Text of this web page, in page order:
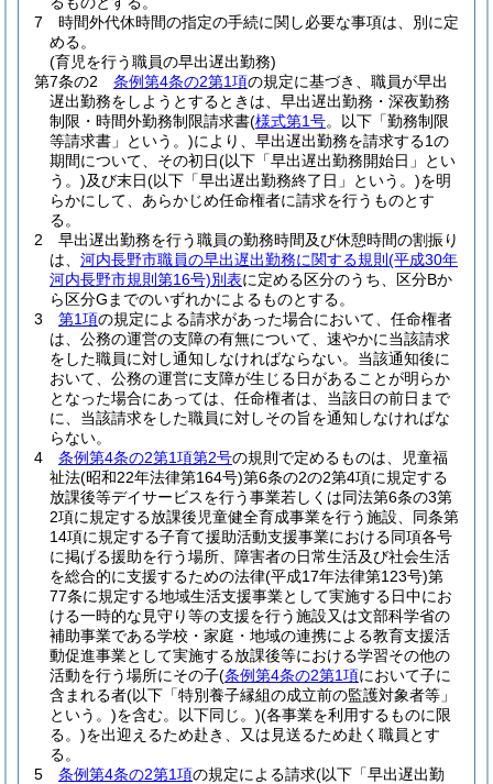
7
時間外代休時間の指定の手続に関し必要な事項は、別に定
める。
(育児を行う職員の早出遅出勤務)
第7条の2
条例第4条の2第1項の規定に基づき、職員が早出
遅出勤務をしようとするときは、早出遅出勤務・深夜勤務
制限・時間外勤務制限請求書(様式第1号。以下「勤務制限
等請求書」という。)により、早出遅出勤務を請求する1の
期間について、その初日(以下「早出遅出勤務開始日」とい
う。)及び末日(以下「早出遅出勤務終了日」という。)を明
らかにして、あらかじめ任命権者に請求を行うものとす
る。
2
早出遅出勤務を行う職員の勤務時間及び休憩時間の割振り
は、 河内長野市職員の早出遅出勤務に関する規則 (平成30年
河内長野市規則第16号)別表に定める区分のうち、区分Bか
ら区分Gまでのいずれかによるものとする。
3
第1項の規定による請求があった場合において、任命権者
は、公務の運営の支障の有無について、速やかに当該請求
をした職員に対し通知しなければならない。 当該通知後に
おいて、公務の運営に支障が生じる日があることが明らか
となった場合にあっては、任命権者は、当該日の前日まで
に、当該請求をした職員に対しその旨を通知しなければな
らない。
4
条例第4条の2第1項第2号の規則で定めるものは、児童福
祉法(昭和22年法律第164号)第6条の2の2第4項に規定する
放課後等デイサービスを行う事業若しくは同法第6条の3第
2項に規定する放課後児童健全育成事業を行う施設、同条第
14項に規定する子育て援助活動支援事業における同項各号
に掲げる援助を行う場所、障害者の日常生活及び社会生活
を総合的に支援するための法律(平成17年法律第123号)第
77条に規定する地域生活支援事業として実施する日中にお
ける一時的な見守り等の支援を行う施設又は文部科学省の
補助事業である学校・家庭・地域の連携による教育支援活
動促進事業として実施する放課後等における学習その他の
活動を行う場所にその子(条例第4条の2第1項において子に
含まれる者(以下「特別養子縁組の成立前の監護対象者等」
という。)を含む。以下同じ。)(各事業を利用するものに限
る。)を出迎えるため赴き、又は見送るため赴く職員とす
る。
5
条例第4条の2第1項の規定による請求(以下「早出遅出勤